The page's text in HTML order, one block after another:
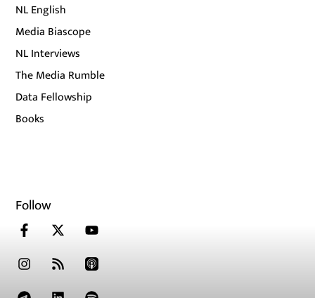
NL English
Media Biascope
NL Interviews
The Media Rumble
Data Fellowship
Books
Follow